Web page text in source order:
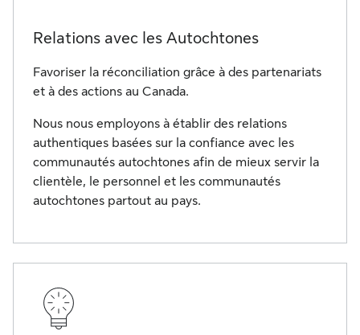
Relations avec les Autochtones
Favoriser la réconciliation grâce à des partenariats
et à des actions au Canada.
Nous nous employons à établir des relations
authentiques basées sur la confiance avec les
communautés autochtones afin de mieux servir la
clientèle, le personnel et les communautés
autochtones partout au pays.